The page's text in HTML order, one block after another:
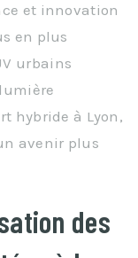
et innovation
en plus
urbains
hybride à Lyon,
avenir plus
des